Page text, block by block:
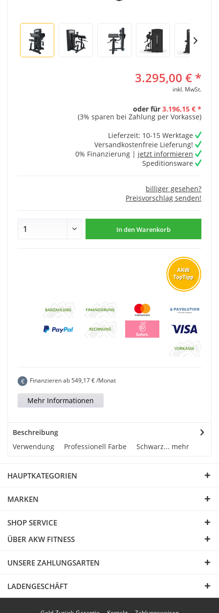
3.295,00 € *
inkl. MwSt.
oder für 3.196,15 € *
(3% sparen bei Zahlung per Vorkasse)
Lieferzeit: 10-15 Werktage
Versandkostenfreie Lieferung!
0% Finanzierung | jetzt informieren
Speditionsware
billiger gesehen?
Preisvorschlag senden!
In denWarenkorb
€ Finanzieren ab549,17€ /Monat
Mehr Informationen
Beschreibung
Verwendung Professionell Farbe Schwarz... mehr
HAUPTKATEGORIEN
MARKEN
SHOP SERVICE
ÜBER AKW FITNESS
UNSERE ZAHLUNGSARTEN
LADENGESCHÄFT